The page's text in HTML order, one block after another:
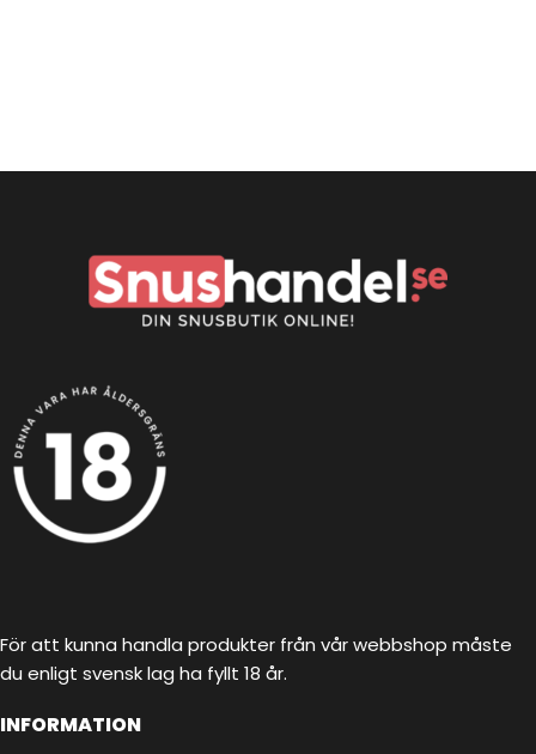
För att kunna handla produkter från vår webbshop måste
du enligt svensk lag ha fyllt 18 år.
INFORMATION